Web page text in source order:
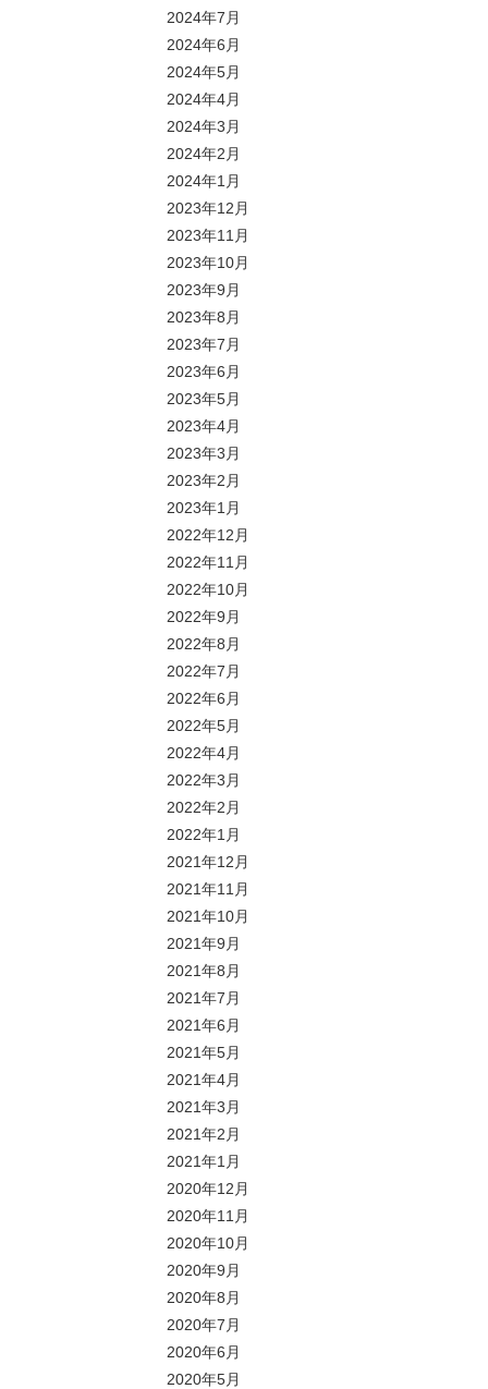
2024年7月
2024年6月
2024年5月
2024年4月
2024年3月
2024年2月
2024年1月
2023年12月
2023年11月
2023年10月
2023年9月
2023年8月
2023年7月
2023年6月
2023年5月
2023年4月
2023年3月
2023年2月
2023年1月
2022年12月
2022年11月
2022年10月
2022年9月
2022年8月
2022年7月
2022年6月
2022年5月
2022年4月
2022年3月
2022年2月
2022年1月
2021年12月
2021年11月
2021年10月
2021年9月
2021年8月
2021年7月
2021年6月
2021年5月
2021年4月
2021年3月
2021年2月
2021年1月
2020年12月
2020年11月
2020年10月
2020年9月
2020年8月
2020年7月
2020年6月
2020年5月